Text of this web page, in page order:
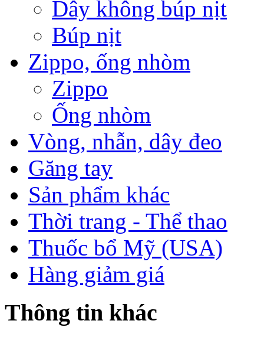
Dây không búp nịt
Búp nịt
Zippo, ống nhòm
Zippo
Ống nhòm
Vòng, nhẫn, dây đeo
Găng tay
Sản phẩm khác
Thời trang - Thể thao
Thuốc bổ Mỹ (USA)
Hàng giảm giá
Thông tin khác